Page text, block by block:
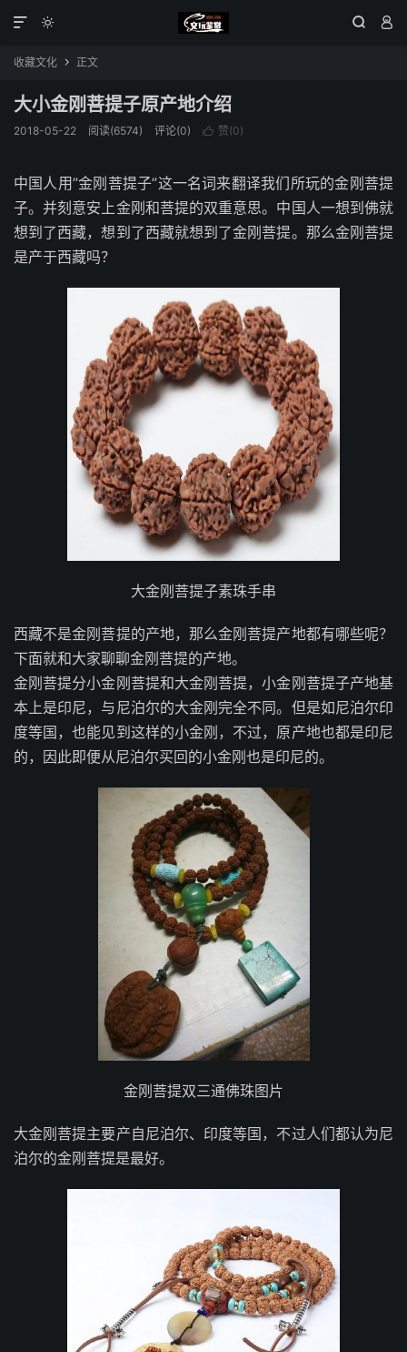
  

收藏文化  正文
大小金刚菩提子原产地介绍
2018-05-22 阅读(6574) 评论(0)  赞(0)
中国人用”金刚菩提子”这一名词来翻译我们所玩的金刚菩提
子。并刻意安上金刚和菩提的双重意思。中国人一想到佛就
想到了西藏，想到了西藏就想到了金刚菩提。那么金刚菩提
是产于西藏吗？
大金刚菩提子素珠手串
西藏不是金刚菩提的产地，那么金刚菩提产地都有哪些呢？
下面就和大家聊聊金刚菩提的产地。
金刚菩提分小金刚菩提和大金刚菩提，小金刚菩提子产地基
本上是印尼，与尼泊尔的大金刚完全不同。但是如尼泊尔印
度等国，也能见到这样的小金刚，不过，原产地也都是印尼
的，因此即便从尼泊尔买回的小金刚也是印尼的。
金刚菩提双三通佛珠图片
大金刚菩提主要产自尼泊尔、印度等国，不过人们都认为尼
泊尔的金刚菩提是最好。